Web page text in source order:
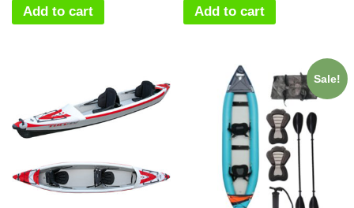
Add to cart Add to cart
Sale!